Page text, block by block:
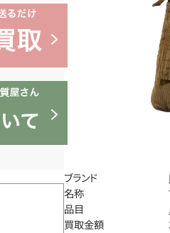
ブランド
名称
品目
買取金額